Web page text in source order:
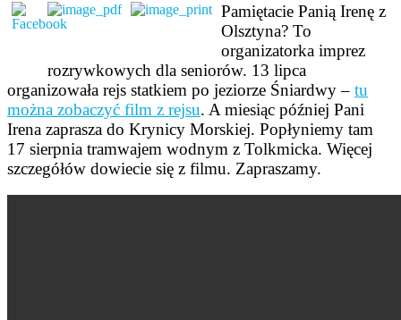
Pamiętacie Panią Irenę z
Olsztyna? To
organizatorka imprez
rozrywkowych dla seniorów. 13 lipca
organizowała rejs statkiem po jeziorze Śniardwy – tu
można zobaczyć film z rejsu. A miesiąc później Pani
Irena zaprasza do Krynicy Morskiej. Popłyniemy tam
17 sierpnia tramwajem wodnym z Tolkmicka. Więcej
szczegółów dowiecie się z filmu. Zapraszamy.